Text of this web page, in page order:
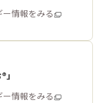
情報をみる
情報をみる